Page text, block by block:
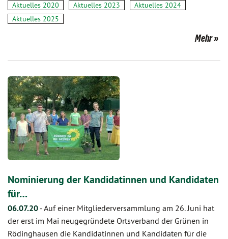
Aktuelles 2020 Aktuelles 2023
Aktuelles 2024
Aktuelles 2025
Mehr
Nominierung der Kandidatinnen und Kandidaten
für…
06.07.20 -Auf einer Mitgliederversammlung am 26. Juni hat
der erst im Mai neugegründete Ortsverband der Grünen in
Rödinghausen die Kandidatinnen und Kandidaten für die